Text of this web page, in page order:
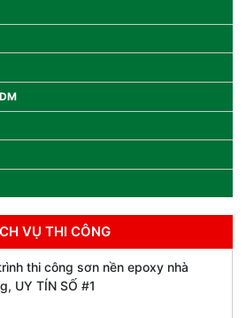
VỤ THI CÔNG
thi công sơn nền epoxy nhà
UY TÍN SỐ #1